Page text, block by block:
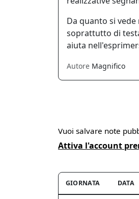
Da quanto si
soprattutto di
aiuta
Autore Magnifico
Vuoi salvare note
Attiva l'account
GIORNATA DATA